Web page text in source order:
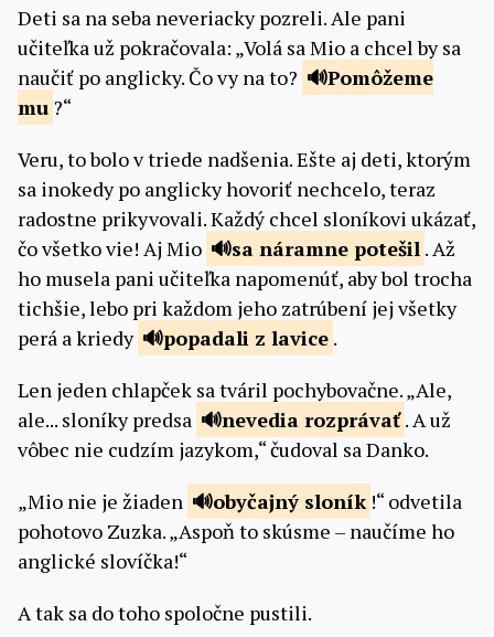
Deti sa na seba neveriacky pozreli. Ale pani
učiteľka už pokračovala: „Volá sa Mio a chcel by sa
naučiť po anglicky. Čo vy na to?
Pomôžeme
mu ?“
Veru, to bolo v triede nadšenia. Ešte aj deti, ktorým
sa inokedy po anglicky hovoriť nechcelo, teraz
radostne prikyvovali. Každý chcel sloníkovi ukázať,
čo všetko vie! Aj Mio
sa náramne potešil . Až
ho musela pani učiteľka napomenúť, aby bol trocha
tichšie, lebo pri každom jeho zatrúbení jej všetky
perá a kriedy
popadali z lavice .
Len jeden chlapček sa tváril pochybovačne. „Ale,
ale... sloníky predsa
nevedia rozprávať . A už
vôbec nie cudzím jazykom,“ čudoval sa Danko.
„Mio nie je žiaden
obyčajný sloník !“ odvetila
pohotovo Zuzka. „Aspoň to skúsme – naučíme ho
anglické slovíčka!“
A tak sa do toho spoločne pustili.